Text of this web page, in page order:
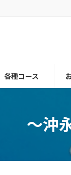
各種コース
～沖